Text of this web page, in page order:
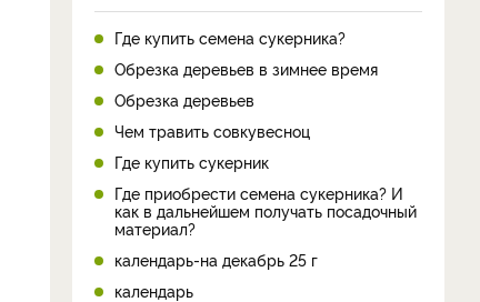
Где купить семена сукерника?
Обрезка деревьев в зимнее время
Обрезка деревьев
Чем травить совкувесноц
Где купить сукерник
Где приобрести семена сукерника? И
как в дальнейшем получать посадочный
материал?
календарь-на декабрь 25 г
календарь